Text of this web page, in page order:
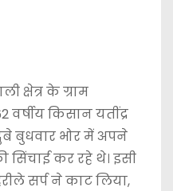
क्षेत्र के ग्राम
वर्षीय किसान यतींद्र
बुधवार भोर में अपने
कर रहे थे। इसी
सर्प ने काट लिया,